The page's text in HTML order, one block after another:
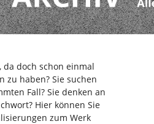
da doch schon einmal
zu haben? Sie suchen
Fall? Sie denken an
Hier können Sie
zum Werk